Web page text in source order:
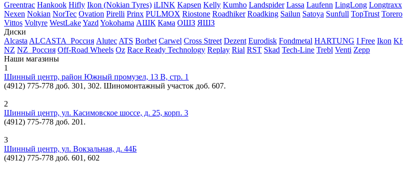
Greentrac Hankook Hifly Ikon (Nokian Tyres) iLINK Kapsen Kelly Kumho Landspider Lassa Laufenn LingLong Longtraxx
Nexen Nokian NorTec Ovation Pirelli Prinx PULMOX Riostone Roadhiker Roadking Sailun Satoya Sunfull TopTrust Torero
Vittos Voltyre WestLakeYazdYokohama АШК Кама ОШЗ ЯШЗ
Диски
AlcastaALCASTA_Россия AlutecATS Borbet Carwel Cross Street Dezent Eurodisk Fondmetal HARTUNG I Free Ikon
NZ NZ_Россия Off-Road Wheels Oz Race Ready Technology Replay Rial RST Skad Tech-Line Trebl Venti Zepp
Наши магазины
1
Шинный центр, район Южный промузел, 13 В, стр. 1
(4912) 775-778 доб. 301, 302. Шиномонтажный участок доб. 607.
2
Шинный центр, ул. Касимовское шоссе, д. 25, корп. 3
(4912) 775-778 доб. 201.
3
Шинный центр, ул. Вокзальная, д. 44Б
(4912) 775-778 доб. 601, 602